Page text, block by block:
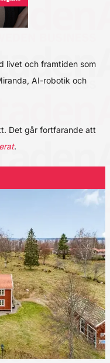
livet och framtiden som
AI-robotik och
Det går fortfarande att
.